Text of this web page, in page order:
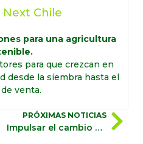
Next Chile
para una agricultura
para que crezcan en
desde la siembra hasta el
venta.
PRÓXIMAS NOTICIAS
Impulsar el cambio sostenible en la agricultura